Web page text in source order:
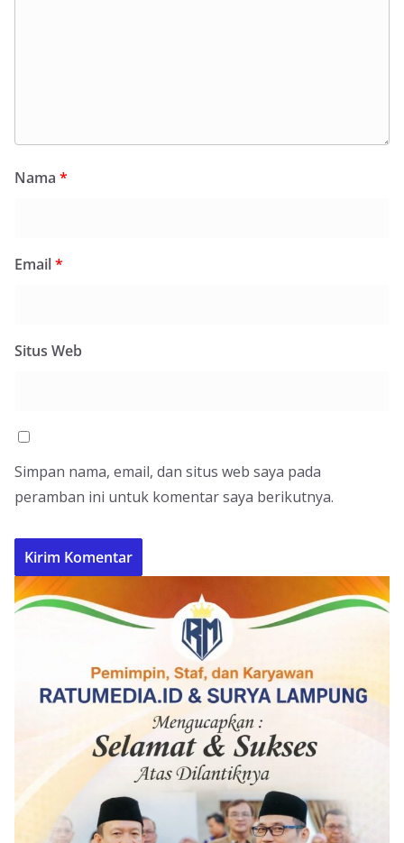
Nama *
Email*
Situs Web
Simpan nama, email, dan situs web saya pada
peramban ini untuk komentar saya berikutnya.